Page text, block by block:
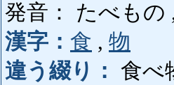
発音： たべもの
漢字： 食 , 物
違う綴り：
食べ